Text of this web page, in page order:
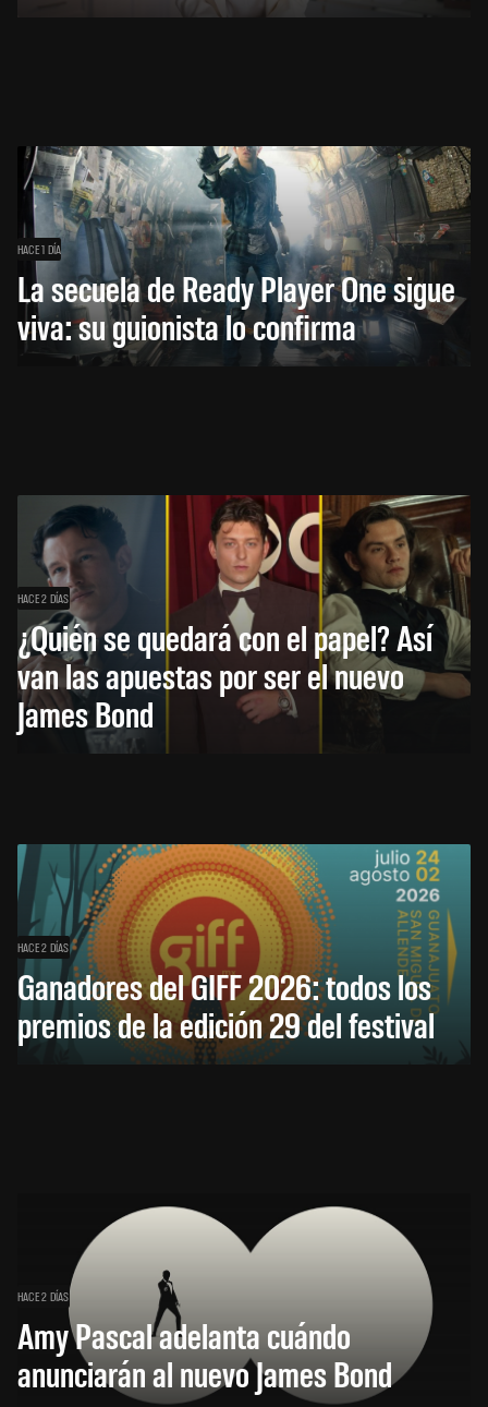
HACE 1 DÍA
La secuela de Ready Player One sigue
viva: su guionista lo confirma
HACE 2 DÍAS
¿Quién se quedará con el papel? Así
van las apuestas por ser el nuevo
James Bond
HACE 2 DÍAS
Ganadores del GIFF 2026: todos los
premios de la edición 29 del festival
HACE 2 DÍAS
Amy Pascal adelanta cuándo
anunciarán al nuevo James Bond